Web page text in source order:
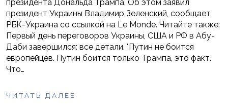
президента Дональда Трампа. Об этом заявил
президент Украины Владимир Зеленский, сообщает
РБК-Украина со ссылкой на Le Monde. Читайте также:
Первый день переговоров Украины, США и РФ в Абу-
Даби завершился: все детали. "Путин не боится
европейцев. Путин боится только Трампа, это факт.
Что…
ЧИТАТЬ ДАЛЕЕ